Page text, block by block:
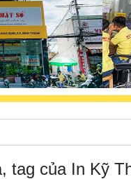
tag của In Kỹ